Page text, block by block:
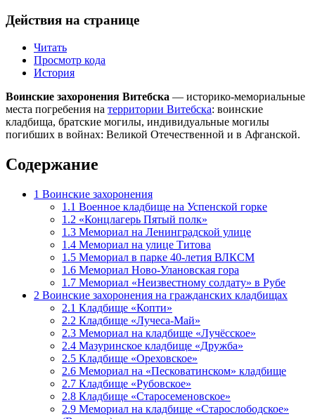
Действия на странице
Читать
Просмотр кода
История
Воинские захоронения Витебска — историко-мемориальные
места погребения на территории Витебска: воинские
кладбища, братские могилы, индивидуальные могилы
погибших в войнах: Великой Отечественной и в Афганской.
Содержание
1 Воинские захоронения
1.1 Военное кладбище на Успенской горке
1.2 «Концлагерь Пятый полк»
1.3 Мемориал на Ленинградской улице
1.4 Мемориал на улице Титова
1.5 Мемориал в парке 40-летия ВЛКСМ
1.6 Мемориал Ново-Улановская гора
1.7 Мемориал «Неизвестному солдату» в Рубе
2 Воинские захоронения на гражданских кладбищах
2.1 Кладбище «Копти»
2.2 Кладбище «Лучеса-Май»
2.3 Мемориал на кладбище «Лучёсское»
2.4 Мазуринское кладбище «Дружба»
2.5 Кладбище «Ореховское»
2.6 Мемориал на «Песковатинском» кладбище
2.7 Кладбище «Рубовское»
2.8 Кладбище «Старосеменовское»
2.9 Мемориал на кладбище «Старослободское»